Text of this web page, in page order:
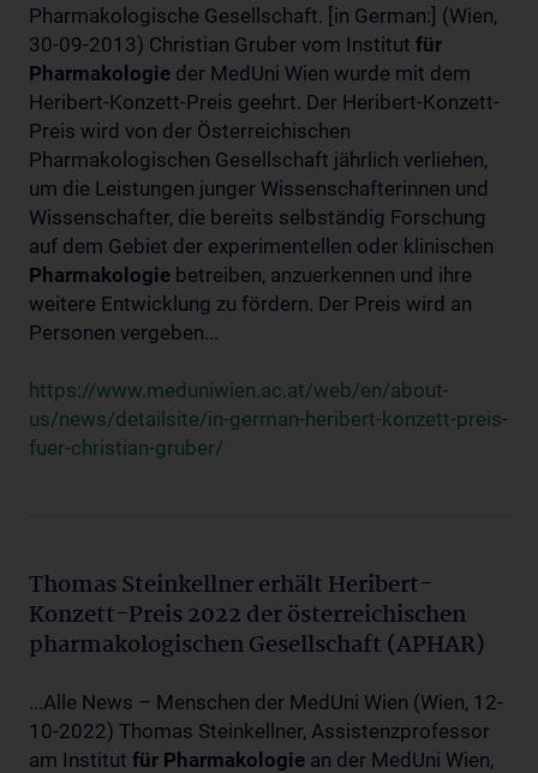
Pharmakologische Gesellschaft. [in German:] (Wien,
30-09-2013) Christian Gruber vom Institut für
Pharmakologie der MedUni Wien wurde mit dem
Heribert-Konzett-Preis geehrt. Der Heribert-Konzett-
Preis wird von der Österreichischen
Pharmakologischen Gesellschaft jährlich verliehen,
um die Leistungen junger Wissenschafterinnen und
Wissenschafter, die bereits selbständig Forschung
auf dem Gebiet der experimentellen oder klinischen
Pharmakologie betreiben, anzuerkennen und ihre
weitere Entwicklung zu fördern. Der Preis wird an
Personen vergeben...
https://www.meduniwien.ac.at/web/en/about-
us/news/detailsite/in-german-heribert-konzett-preis-
fuer-christian-gruber/
Thomas Steinkellner erhält Heribert-
Konzett-Preis 2022 der österreichischen
pharmakologischen Gesellschaft (APHAR)
...Alle News – Menschen der MedUni Wien (Wien, 12-
10-2022) Thomas Steinkellner, Assistenzprofessor
am Institut für Pharmakologie an der MedUni Wien,